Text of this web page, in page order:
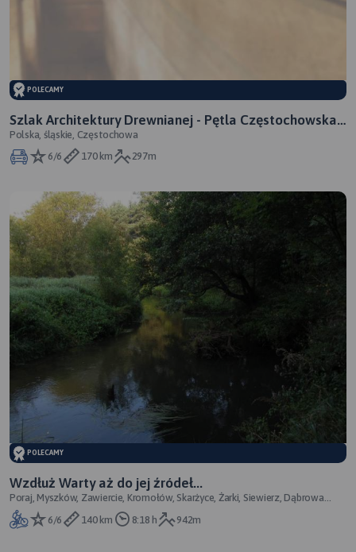
POLECAMY
Szlak Architektury Drewnianej - Pętla Częstochowska -
woj. śląskie
Polska, śląskie, Częstochowa
6/6
170 km 297m
POLECAMY
Wzdłuż Warty aż do jej źródeł...
Poraj, Myszków, Zawiercie, Kromołów, Skarżyce, Żarki, Siewierz, Dąbrowa
Górnicza, Będzin, Sosnowiec
6/6
140 km 8:18 h 942m